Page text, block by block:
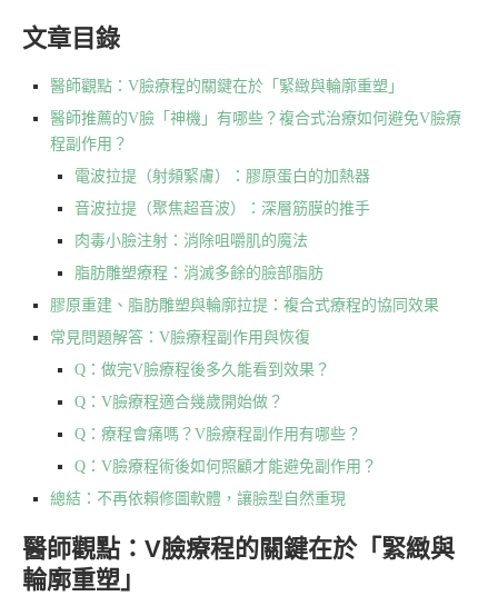
文章目錄
醫師觀點：V臉療程的關鍵在於「緊緻與輪廓重塑」
醫師推薦的V臉「神機」有哪些？複合式治療如何避免V臉療
程副作用？
電波拉提（射頻緊膚）：膠原蛋白的加熱器
音波拉提（聚焦超音波）：深層筋膜的推手
肉毒小臉注射：消除咀嚼肌的魔法
脂肪雕塑療程：消滅多餘的臉部脂肪
膠原重建、脂肪雕塑與輪廓拉提：複合式療程的協同效果
常見問題解答：V臉療程副作用與恢復
Q：做完V臉療程後多久能看到效果？
Q：V臉療程適合幾歲開始做？
Q：療程會痛嗎？V臉療程副作用有哪些？
Q：V臉療程術後如何照顧才能避免副作用？
總結：不再依賴修圖軟體，讓臉型自然重現
醫師觀點：V臉療程的關鍵在於「緊緻與
輪廓重塑」